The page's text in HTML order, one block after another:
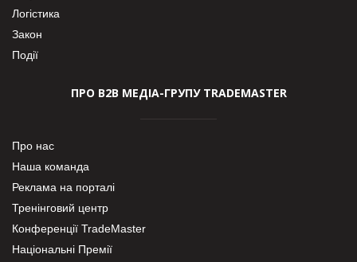
Логістика
Закон
Події
ПРО В2В МЕДІА-ГРУПУ TRADEMASTER
Про нас
Наша команда
Реклама на порталі
Тренінговий центр
Конференції TradeMaster
Національні Премії